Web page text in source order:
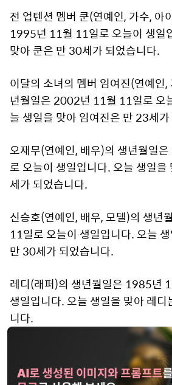
전 업텐션 멤버 쿤(연예인, 가수, 아
1995년 11월 11일로 오늘이 생일
맞아 쿤은 만 30세가 되었습니다.
이달의 소녀의 멤버 임여진(연예인,
년월일은 2002년 11월 11일로 오
늘 생일을 맞아 임여진은 만 23세
오재무(연예인, 배우)의 생년월일
로 오늘이 생일입니다. 오늘 생일
세가 되었습니다.
신승호(연예인, 배우, 모델)의 생년
11일로 오늘이 생일입니다. 오늘
만 30세가 되었습니다.
레디(래퍼)의 생년월일은 1985년
생일입니다. 오늘 생일을 맞아 레
니다.